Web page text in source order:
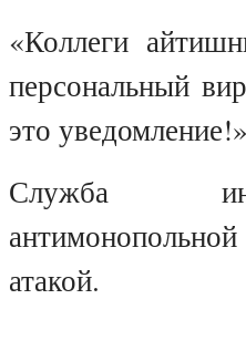
«Коллеги
персональный
это
Служба
атакой.